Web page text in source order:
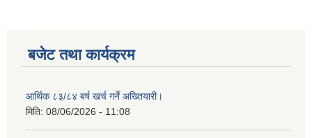
बजेट तथा कार्यक्रम
आर्थिक ८३/८४ बर्ष खर्च गर्ने अख्तियारी।
मिति: 08/06/2026 - 11:08